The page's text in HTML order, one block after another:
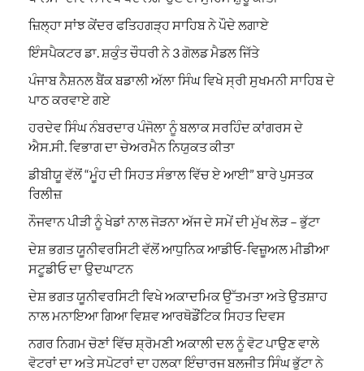
ਜ਼ਿਲ੍ਹਾ ਸਾਂਝ ਕੇਂਦਰ ਫਤਿਹਗੜ੍ਹ ਸਾਹਿਬ ਨੇ ਪੌਦੇ ਲਗਾਏ
ਇੰਸਪੈਕਟਰ ਡਾ. ਸ਼ਕੁੰਤ ਚੌਧਰੀ ਨੇ 3 ਗੋਲਡ ਮੈਡਲ ਜਿੱਤੇ
ਪੰਜਾਬ ਨੈਸ਼ਨਲ ਬੈਂਕ ਬਡਾਲੀ ਅੱਲਾ ਸਿੰਘ ਵਿਖੇ ਸ੍ਰੀ ਸੁਖਮਨੀ ਸਾਹਿਬ ਦੇ
ਪਾਠ ਕਰਵਾਏ ਗਏ
ਹਰਦੇਵ ਸਿੰਘ ਨੰਬਰਦਾਰ ਪੰਜੋਲਾ ਨੂੰ ਬਲਾਕ ਸਰਹਿੰਦ ਕਾਂਗਰਸ ਦੇ
ਐਸ.ਸੀ. ਵਿਭਾਗ ਦਾ ਚੇਅਰਮੈਨ ਨਿਯੁਕਤ ਕੀਤਾ
ਡੀਬੀਯੂ ਵੱਲੋਂ “ਮੂੰਹ ਦੀ ਸਿਹਤ ਸੰਭਾਲ ਵਿੱਚ ਏ ਆਈ” ਬਾਰੇ ਪੁਸਤਕ
ਰਿਲੀਜ਼
ਨੌਜਵਾਨ ਪੀੜੀ ਨੂੰ ਖੇਡਾਂ ਨਾਲ ਜੋੜਨਾ ਅੱਜ ਦੇ ਸਮੇਂ ਦੀ ਮੁੱਖ ਲੋੜ – ਭੁੱਟਾ
ਦੇਸ਼ ਭਗਤ ਯੂਨੀਵਰਸਿਟੀ ਵੱਲੋਂ ਆਧੁਨਿਕ ਆਡੀਓ-ਵਿਜ਼ੂਅਲ ਮੀਡੀਆ
ਸਟੂਡੀਓ ਦਾ ਉਦਘਾਟਨ
ਦੇਸ਼ ਭਗਤ ਯੂਨੀਵਰਸਿਟੀ ਵਿਖੇ ਅਕਾਦਮਿਕ ਉੱਤਮਤਾ ਅਤੇ ਉਤਸ਼ਾਹ
ਨਾਲ ਮਨਾਇਆ ਗਿਆ ਵਿਸ਼ਵ ਆਰਥੋਡੌਂਟਿਕ ਸਿਹਤ ਦਿਵਸ
ਨਗਰ ਨਿਗਮ ਚੋਣਾਂ ਵਿੱਚ ਸ਼੍ਰੋਮਣੀ ਅਕਾਲੀ ਦਲ ਨੂੰ ਵੋਟ ਪਾਉਣ ਵਾਲੇ
ਵੋਟਰਾਂ ਦਾ ਅਤੇ ਸਪੋਟਰਾਂ ਦਾ ਹਲਕਾ ਇੰਚਾਰਜ ਬਲਜੀਤ ਸਿੰਘ ਭੁੱਟਾ ਨੇ